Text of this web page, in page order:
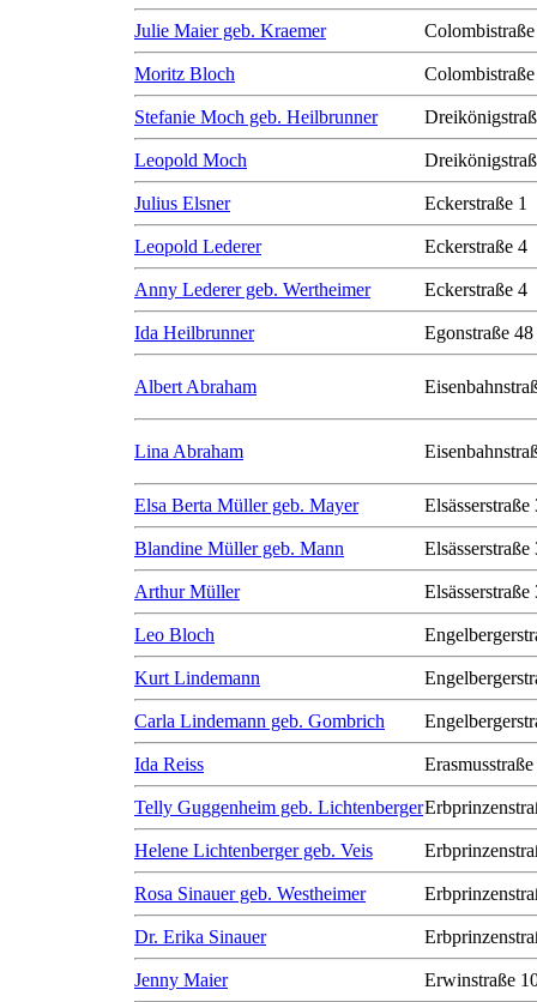
Julie Maier geb. Kraemer
Moritz Bloch
Stefanie Moch geb. Heilbrunner
Leopold Moch
Julius Elsner Eckerstraße 1
Leopold Lederer Eckerstraße 4
Anny Lederer geb. Wertheimer Eckerstraße 4
Ida Heilbrunner Egonstraße 48
Albert Abraham
Lina Abraham
Elsa Berta Müller geb. Mayer Elsässerstraße
Blandine Müller geb. Mann Elsässerstraße
Arthur Müller Elsässerstraße
Leo Bloch
Kurt Lindemann
Carla Lindemann geb. Gombrich
Ida Reiss
Telly Guggenheim geb. Lichtenberger
Helene Lichtenberger geb. Veis
Rosa Sinauer geb. Westheimer
Dr. Erika Sinauer
Jenny Maier Erwinstraße